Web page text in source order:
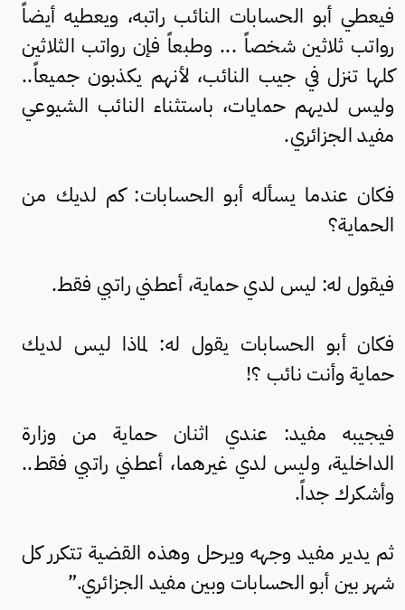
فيعطي أبو الحسابات النائب راتبه، ويعطيه أيضاً
رواتب ثلاثين شخصاً ... وطبعاً فإن رواتب الثلاثين
كلها تنزل في جيب النائب، لأنهم يكذبون جميعاً..
وليس لديهم حمايات، باستثناء النائب الشيوعي
مفيد الجزائري.
فكان عندما يسأله أبو الحسابات: كم لديك من
الحماية؟
فيقول له: ليس لدي حماية، أعطني راتبي فقط.
فكان أبو الحسابات يقول له: لماذا ليس لديك
حماية وأنت نائب ؟!
فيجيبه مفيد: عندي اثنان حماية من وزارة
الداخلية، وليس لدي غيرهما، أعطني راتبي فقط..
وأشكرك جداً.
ثم يدير مفيد وجهه ويرحل وهذه القضية تتكرر كل
شهر بين أبو الحسابات وبين مفيد الجزائري.”